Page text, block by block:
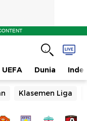
UEFA Dunia
Klasemen Liga